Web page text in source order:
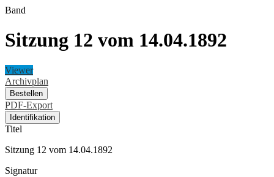
Band
Sitzung 12 vom 14.04.1892
Viewer
Archivplan
Bestellen
PDF-Export
Identifikation
Titel
Sitzung 12 vom 14.04.1892
Signatur